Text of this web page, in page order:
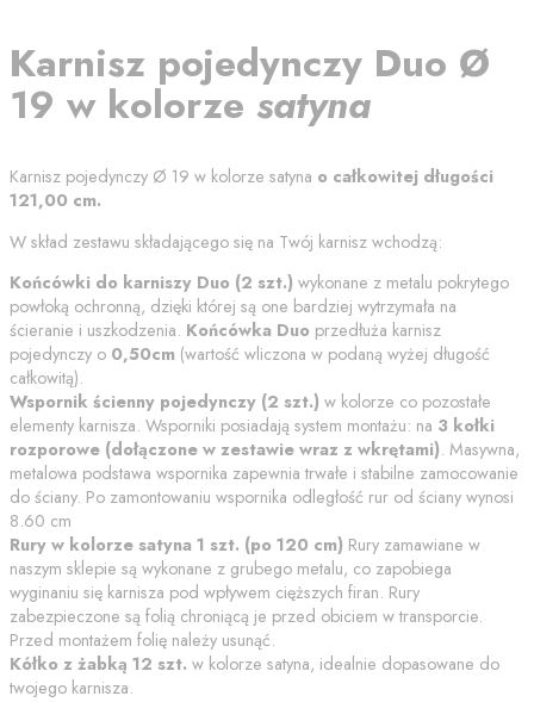
Karnisz pojedynczy Duo Ø
19 w kolorze satyna
Karnisz pojedynczy Ø 19 w kolorze satyna o całkowitej długości
121,00 cm.
W skład zestawu składającego się na Twój karnisz wchodzą:
Końcówki do karniszy Duo (2 szt.) wykonane z metalu pokrytego
powłoką ochronną, dzięki której są one bardziej wytrzymała na
ścieranie i uszkodzenia. Końcówka Duo przedłuża karnisz
pojedynczy o 0,50cm (wartość wliczona w podaną wyżej długość
całkowitą).
Wspornik ścienny pojedynczy (2 szt.) w kolorze co pozostałe
elementy karnisza. Wsporniki posiadają system montażu: na 3 kołki
rozporowe (dołączone w zestawie wraz z wkrętami). Masywna,
metalowa podstawa wspornika zapewnia trwałe i stabilne zamocowanie
do ściany. Po zamontowaniu wspornika odległość rur od ściany wynosi
8.60 cm
Rury w kolorze satyna 1 szt. (po 120 cm) Rury zamawiane w
naszym sklepie są wykonane z grubego metalu, co zapobiega
wyginaniu się karnisza pod wpływem cięższych firan. Rury
zabezpieczone są folią chroniącą je przed obiciem w transporcie.
Przed montażem folię należy usunąć.
Kółko z żabką 12 szt. w kolorze satyna, idealnie dopasowane do
twojego karnisza.